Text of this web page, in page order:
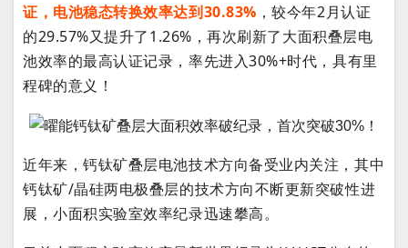
证，电池稳态转换效率达到30.83% ，较今年2月认证
的29.57%又提升了1.26%，再次刷新了大面积叠层电
池效率的最高认证记录，率先进入30%+时代，具有里
程碑的意义！
近年来，钙钛矿叠层电池技术方向备受业内关注，其中
钙钛矿/晶硅两电极叠层的技术方向不断更新突破性进
展，小面积实验室效率纪录迅速攀高。